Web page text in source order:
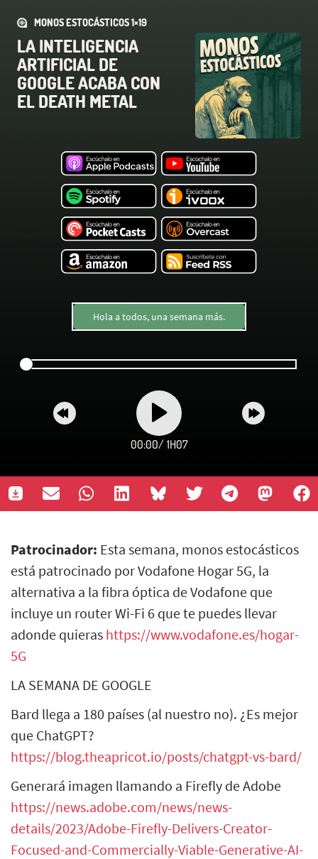
MONOS ESTOCÁSTICOS 1×19
LA INTELIGENCIA
ARTIFICIAL DE
GOOGLE ACABA CON
EL DEATH METAL
Hola a todos, una semana más.
00:00/ 1H07
Patrocinador: Esta semana, monos estocásticos
está patrocinado por Vodafone Hogar 5G, la
alternativa a la fibra óptica de Vodafone que
incluye un router Wi-Fi 6 que te puedes llevar
adonde quieras https://www.vodafone.es/hogar-
5G
LA SEMANA DE GOOGLE
Bard llega a 180 países (al nuestro no). ¿Es mejor
que ChatGPT?
https://blog.theapricot.io/posts/chatgpt-vs-bard/
Generará imagen llamando a Firefly de Adobe
https://news.adobe.com/news/news-
details/2023/Adobe-Firefly-Delivers-Creator-
Focused-and-Commercially-Viable-Generative-AI-